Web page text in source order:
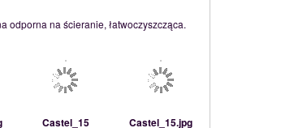
odporna na ścieranie, łatwoczyszcząca.
Castel_15
Castel_15.jpg